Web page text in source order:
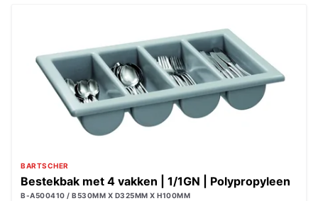
BARTSCHER
Bestekbak met 4 vakken | 1/1GN | Polypropyleen
B-A500410 / B530MM X D325MM X H100MM